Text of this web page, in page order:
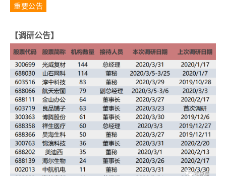
重要公告
【调研公告】